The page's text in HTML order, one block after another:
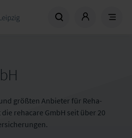
größten Anbieter für Reha-
rehacare GmbH seit über 20